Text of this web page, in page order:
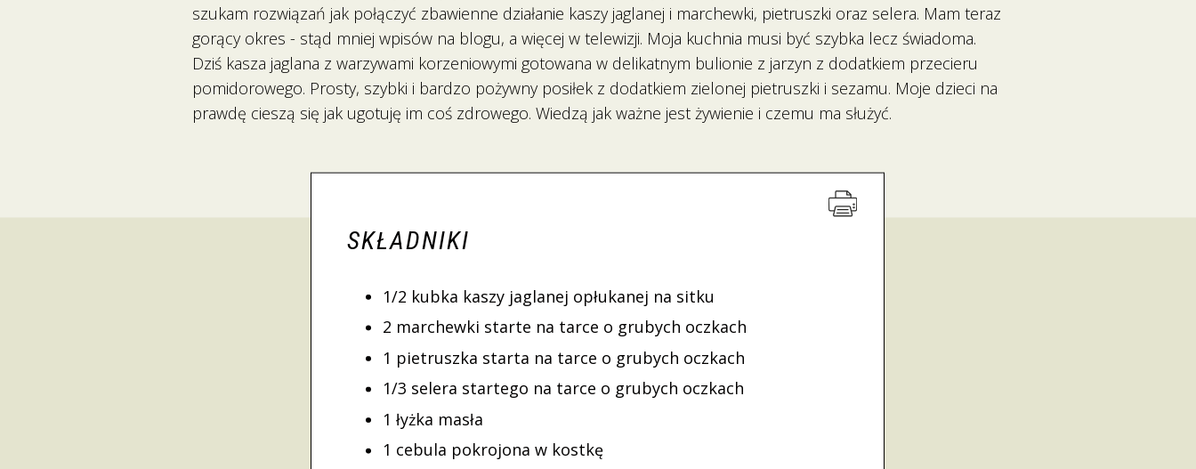
szukam rozwiązań jak połączyć zbawienne działanie kaszy jaglanej i marchewki, pietruszki oraz selera. Mam teraz
gorący okres - stąd mniej wpisów na blogu, a więcej w telewizji. Moja kuchnia musi być szybka lecz świadoma.
Dziś kasza jaglana z warzywami korzeniowymi gotowana w delikatnym bulionie z jarzyn z dodatkiem przecieru
pomidorowego. Prosty, szybki i bardzo pożywny posiłek z dodatkiem zielonej pietruszki i sezamu. Moje dzieci na
prawdę cieszą się jak ugotuję im coś zdrowego. Wiedzą jak ważne jest żywienie i czemu ma służyć.
SKŁADNIKI
1/2 kubka kaszy jaglanej opłukanej na sitku
2 marchewki starte na tarce o grubych oczkach
1 pietruszka starta na tarce o grubych oczkach
1/3 selera startego na tarce o grubych oczkach
1 łyżka masła
1 cebula pokrojona w kostkę